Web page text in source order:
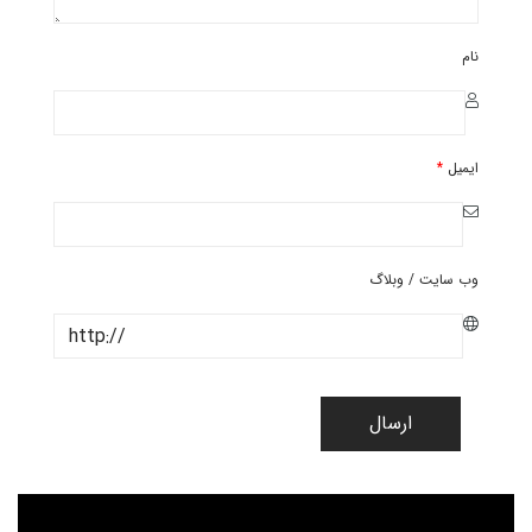
نام
ایمیل *
وب سایت / وبلاگ
ارسال